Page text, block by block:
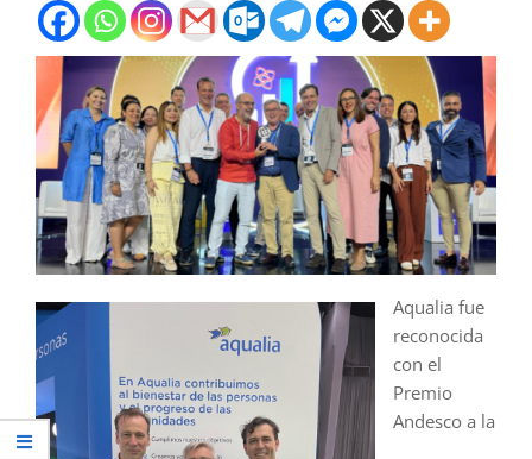
Aqualia fue
reconocida
con el
Premio
Andesco a la